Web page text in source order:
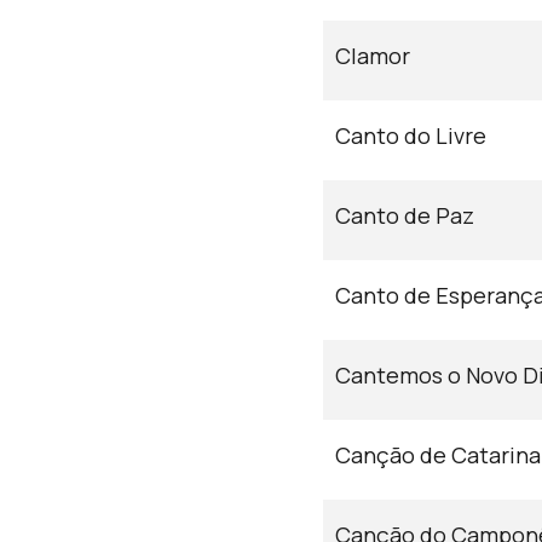
Clamor
Canto do Livre
Canto de Paz
Canto de
Cantemos o Novo
Canção de Catarina
Canção do